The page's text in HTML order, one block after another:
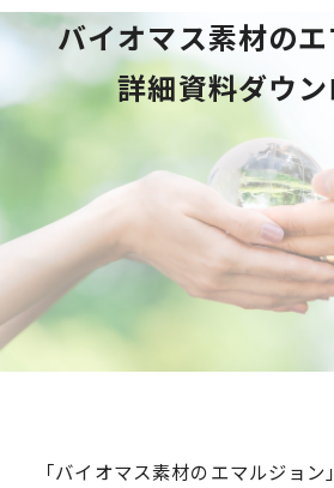
バイオマス素材の
詳細資料ダウ
「バイオマス素材のエマルジョ